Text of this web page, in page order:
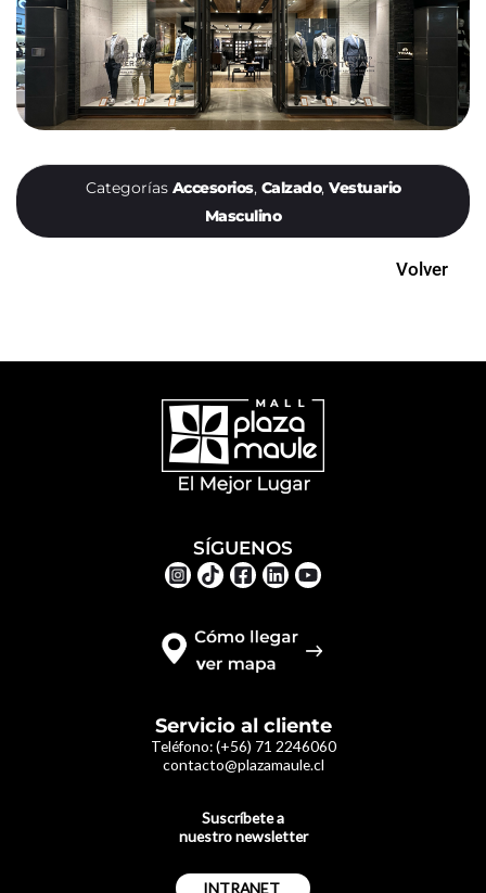
Categorías Accesorios, Calzado, Vestuario
Masculino
Volver
Servicio al cliente
Teléfono:(+56) 71 2246060
contacto@plazamaule.cl
SÍGUENOS
Suscríbete a
nuestro newsletter
INTRANET